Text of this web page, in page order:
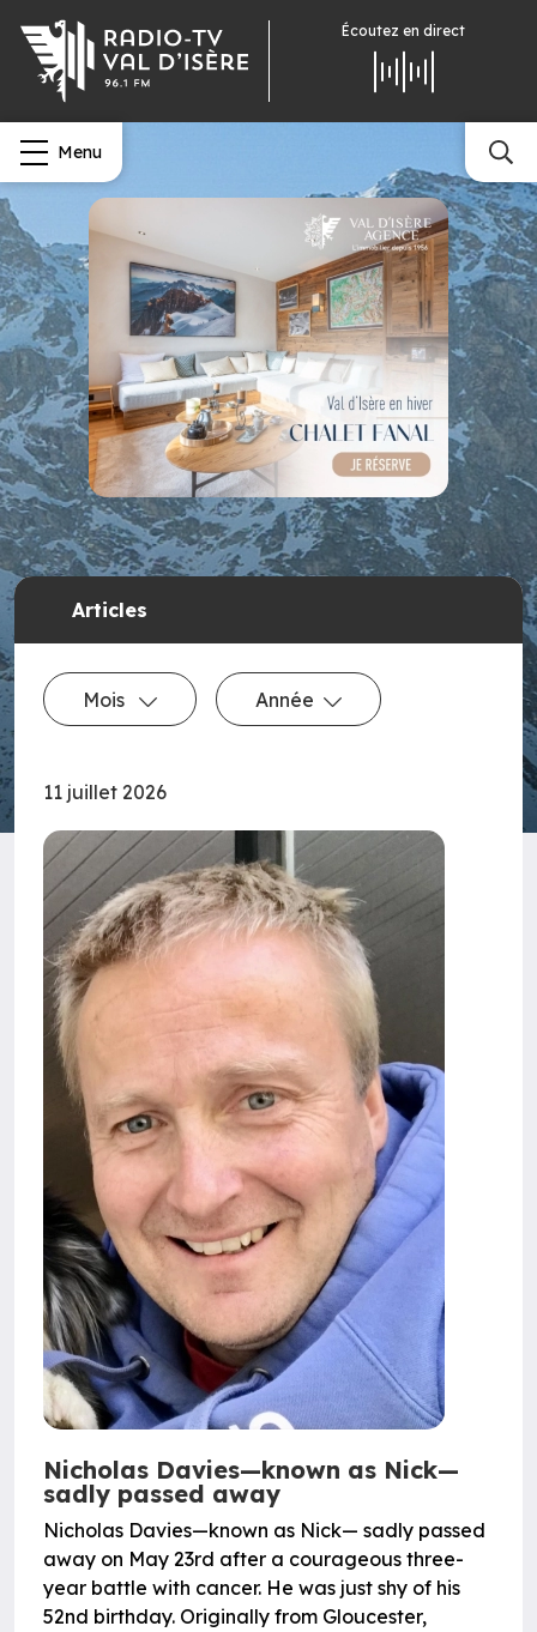
Écoutez en direct
Menu
Articles
Mois Année
11 juillet 2026
Nicholas Davies—known as Nick—
sadly passed away
Nicholas Davies—known as Nick— sadly passed
away on May 23rd after a courageous three-
year battle with cancer. He was just shy of his
52nd birthday. Originally from Gloucester,